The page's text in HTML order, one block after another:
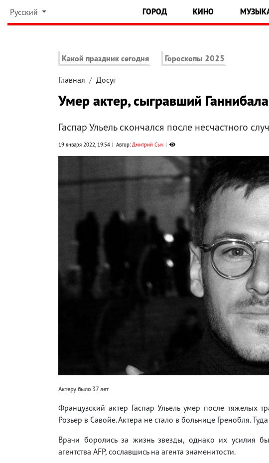
Русский ГОРОД КИНО
Какой праздник сегодня Гороскопы 2025
Главная Досуг
Умер актер, сыгравший
Гаспар Ульель скончался после несчастного
19 января 2022, 19:54 Автор:Дмитрий Сыч
Актеру было 37 лет
Французский актер Гаспар Ульель умер после тяжелых
Розьер в Савойе. Актера не стало в больнице Гренобля.
Врачи боролись за жизнь звезды, однако их усилия
агентства AFP, сославшись на агента знаменитости.